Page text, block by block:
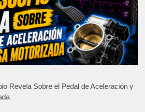
Revela Sobre el Pedal de Aceleración y